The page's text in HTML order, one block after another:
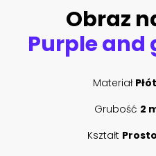
Obraz
Materiał
Grubość 2
Kształt